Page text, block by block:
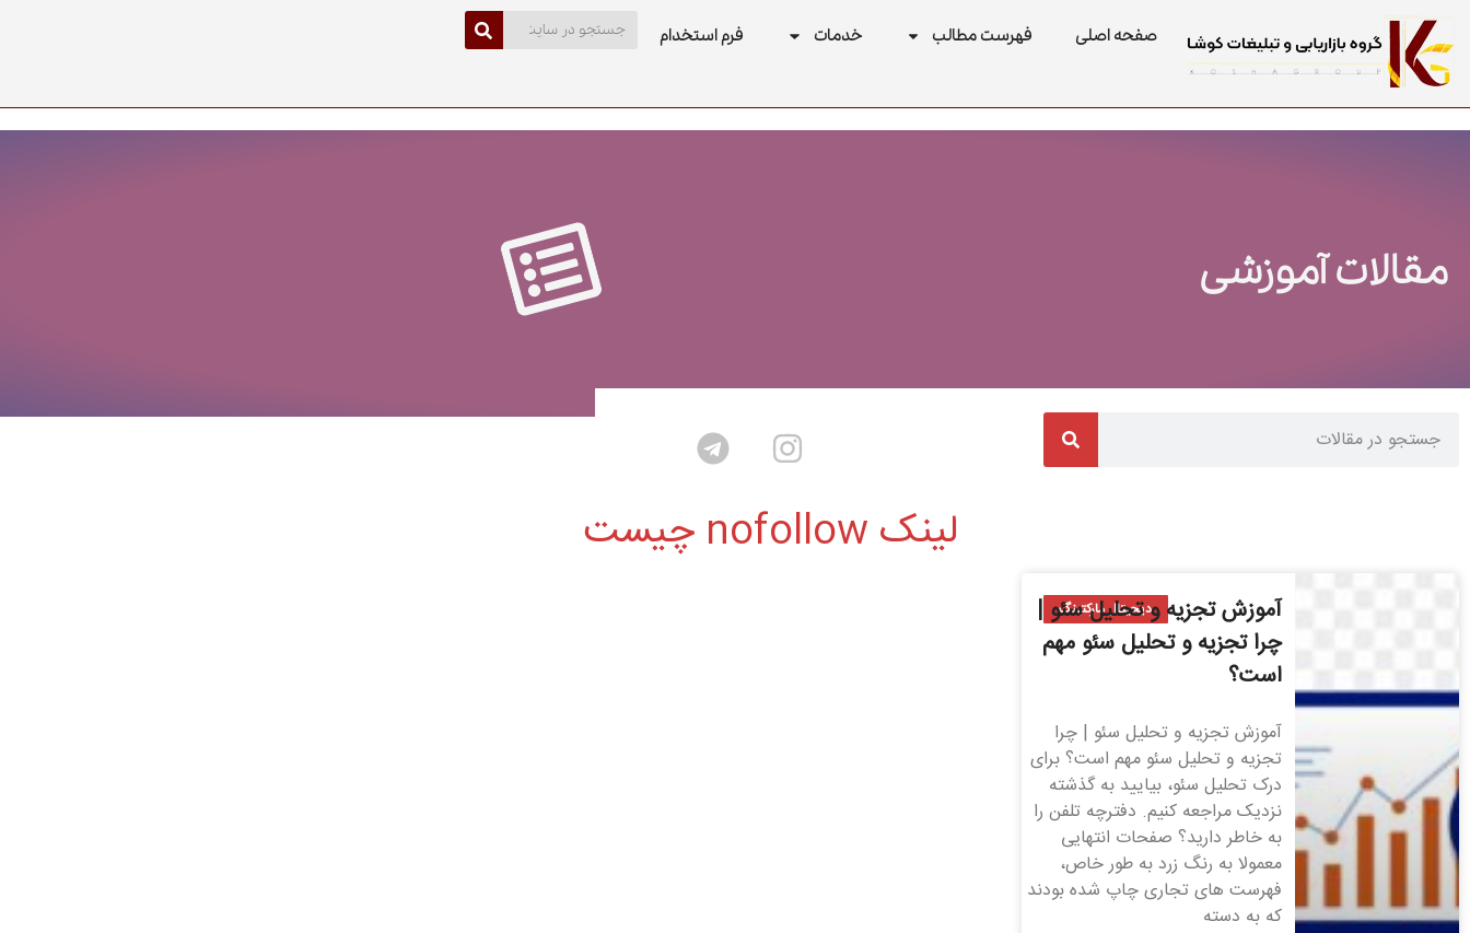
صفحه اصلی فهرست مطالب خدمات فرم استخدام
مقالات آموزشی
لینک nofollow چیست
دیجیتال مارکتینگ
آموزش تجزیه و تحلیل سئو |
چرا تجزیه و تحلیل سئو مهم
است؟
آموزش تجزیه و تحلیل سئو | چرا
تجزیه و تحلیل سئو مهم است؟ برای
درک تحلیل سئو، بیایید به گذشته
نزدیک مراجعه کنیم. دفترچه تلفن را
به خاطر دارید؟ صفحات انتهایی
معمولا به رنگ زرد به طور خاص،
فهرست های تجاری چاپ شده بودند
که به دسته